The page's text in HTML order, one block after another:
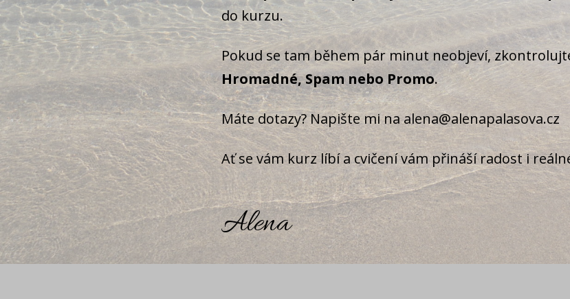
do kurzu.
Pokud se tam během pár minut neobjeví,
Hromadné, Spam nebo Promo.
Máte dotazy? Napište mi na alena@alenapalasova.cz
Ať se vám kurz líbí a cvičení vám přináší radost i
Alena